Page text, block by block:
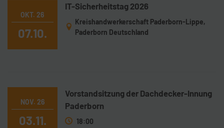
OKT. 26
07.10.
IT-Sicherheitstag 2026
Kreishandwerkerschaft Paderborn-Lippe,
Paderborn Deutschland
NOV. 26
03.11.
Vorstandsitzung der Dachdecker-Innung
Paderborn
18:00